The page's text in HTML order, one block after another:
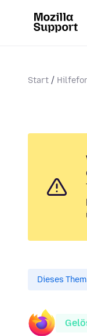
Start
Dieses